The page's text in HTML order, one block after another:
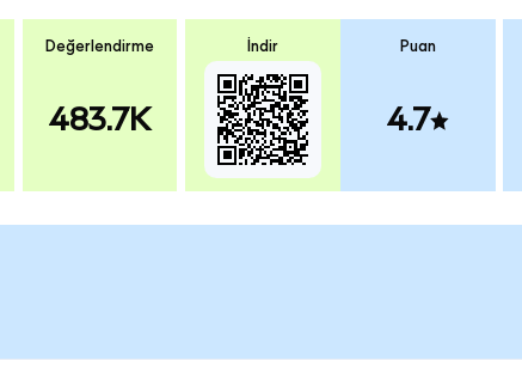
Değerlendirme
483.7K
İndir Puan
4.7